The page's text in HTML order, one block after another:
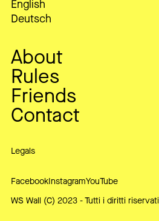
English
Deutsch
About
Rules
Friends
Contact
Legals
FacebookInstagramYouTube
WS Wall (C) 2023 -Tutti i diritti riservati